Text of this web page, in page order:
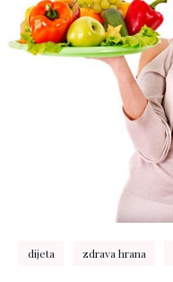
dijeta zdrava hrana